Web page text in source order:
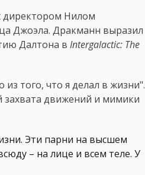
директором Нилом
Джоэла. Дракманн выразил
Далтона в Intergalactic: The
того, что я делал в жизни".
захвата движений и мимики
Эти парни на высшем
– на лице и всем теле. У